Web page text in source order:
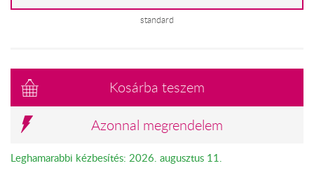
standard
Kosárba teszem
Azonnal megrendelem
Leghamarabbi kézbesítés: 2026. augusztus 11.